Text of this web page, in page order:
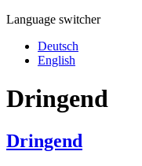
Language switcher
Deutsch
English
Dringend
Dringend